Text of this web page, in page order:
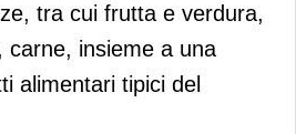
tra cui frutta e verdura,
carne, insieme a una
alimentari tipici del